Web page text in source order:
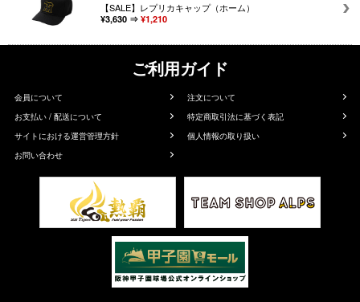
【SALE】レプリカキャップ（ホーム）
¥3,630 ⇒ ¥1,210
ご利用ガイド
会員について
注文について
お支払い / 配送について
特定商取引法に基づく表記
サイトにおける運営管理方針
個人情報の取り扱い
お問い合わせ